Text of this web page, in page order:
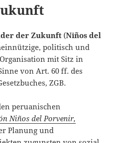
der Zukunft (Niños del
politisch und
mit Sitz in
von Art. 60 ff. des
ZGB.
peruanischen
Niños del Porvenir,
Planung und